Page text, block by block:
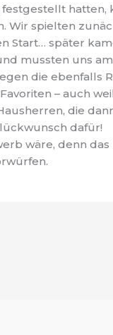
hatten,
Wir spielten
Start… später
mussten uns
die ebenfalls
– auch
die
dafür!
wäre, denn